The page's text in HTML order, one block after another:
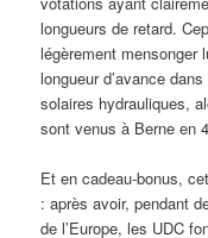
longueurs de retard.
légèrement mensonger
longueur d’avance
solaires hydrauliques,
sont venus à Berne en
Et en cadeau-bonus,
: après avoir, pendant
de l’Europe, les UDC